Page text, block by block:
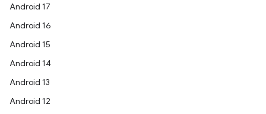
Android 17
Android 16
Android 15
Android 14
Android 13
Android 12